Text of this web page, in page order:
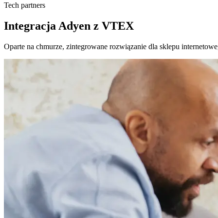
Tech partners
Integracja Adyen z VTEX
Oparte na chmurze, zintegrowane rozwiązanie dla sklepu